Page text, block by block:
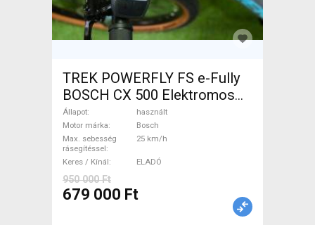
TREK POWERFLY FS e-Fully
BOSCH CX 500 Elektromos
Mountain Bike össztelós /
fully Bosch használt ELADÓ
Állapot
használt
Motor márka
Bosch
Max. sebesség
rásegítéssel
25 km/h
Keres / Kínál ELADÓ
950 000 Ft
679 000 Ft